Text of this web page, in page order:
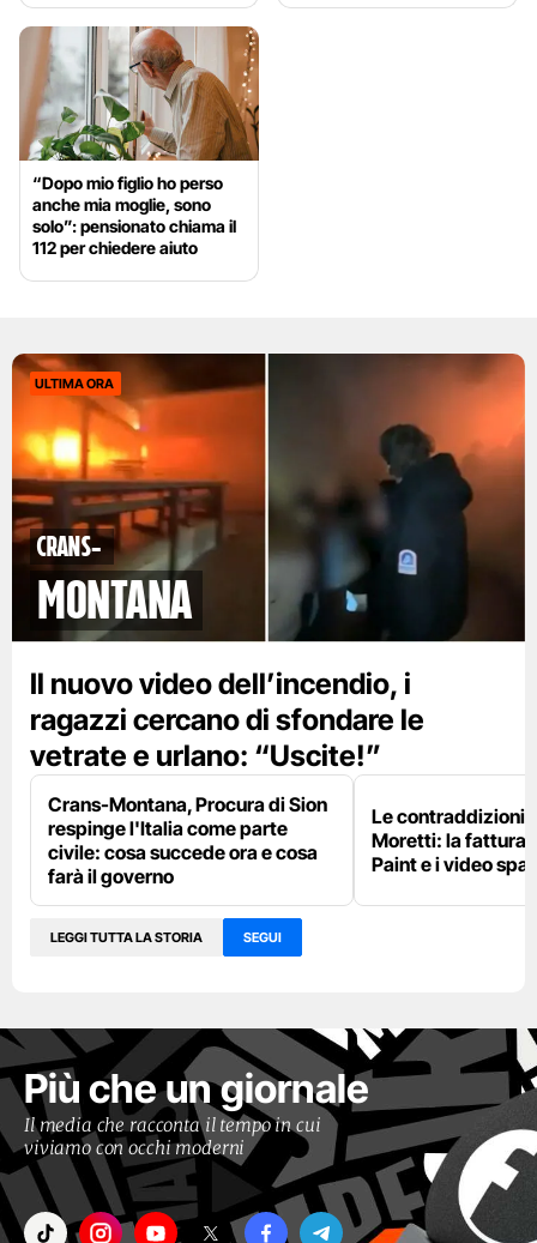
“Dopo mio figlio ho perso
anche mia moglie, sono
solo”: pensionato chiama il
112 per chiedere aiuto
ULTIMA ORA
Crans-
Montana
Il nuovo video dell’incendio, i
ragazzi cercano di sfondare le
vetrate e urlano: “Uscite!”
Crans-Montana, Procura di Sion
respinge l'Italia come parte
civile: cosa succede ora e cosa
farà il governo
Le contraddizioni
Moretti: la fattura
Paint e i video
LEGGI TUTTA LA STORIA SEGUI
Più che un giornale
Il media che racconta il tempo in cui
viviamo con occhi moderni